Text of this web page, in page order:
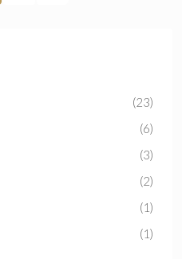
(23)
(6)
(3)
(2)
(1)
(1)